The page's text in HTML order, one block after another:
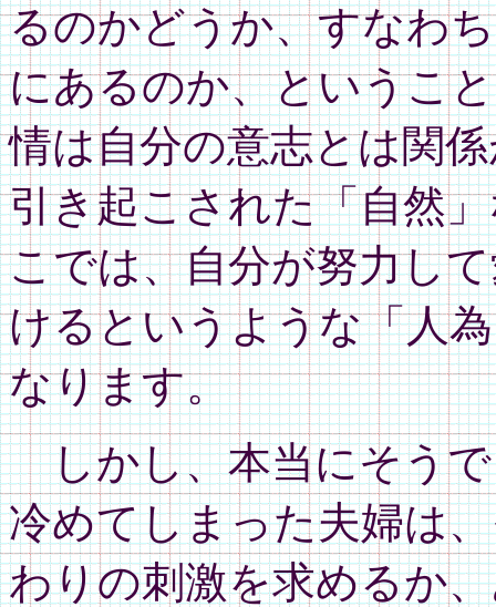
るのかどうか、すなわ
にあるのか、というこ
情は自分の意志とは関
引き起こされた「自然
こでは、自分が努力し
けるというような「人
なります。
しかし、本当にそうで
冷めてしまった夫婦は
わりの刺激を求めるか